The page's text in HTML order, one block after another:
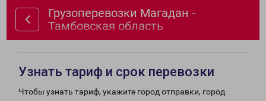
Грузоперевозки Магадан -
Тамбовская область
Узнать тариф и срок перевозки
Чтобы узнать тариф, укажите город отправки, город